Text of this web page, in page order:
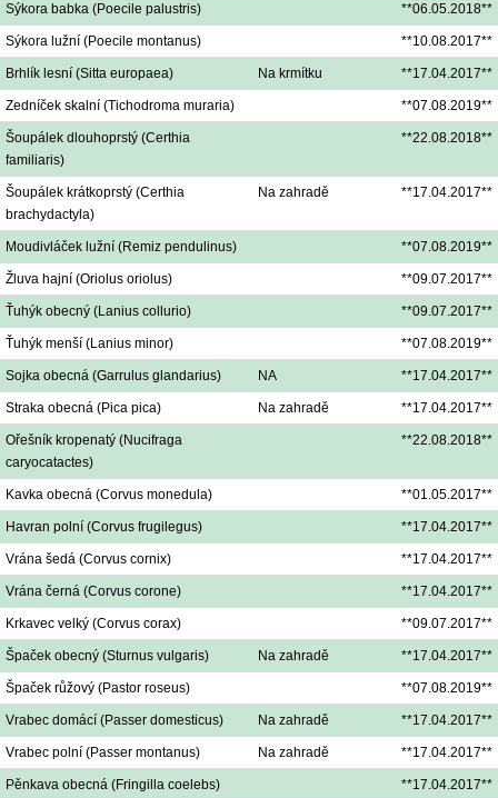
Sýkora babka (Poecile palustris) **06.05.2018**
Sýkora lužní (Poecile montanus) **10.08.2017**
Brhlík lesní (Sitta europaea) Na krmítku **17.04.2017**
Zedníček skalní (Tichodroma muraria) **07.08.2019**
Šoupálek dlouhoprstý (Certhia
familiaris)
**22.08.2018**
Šoupálek krátkoprstý (Certhia
brachydactyla)
Na zahradě **17.04.2017**
Moudivláček lužní (Remiz pendulinus) **07.08.2019**
Žluva hajní (Oriolus oriolus) **09.07.2017**
Ťuhýk obecný (Lanius collurio) **09.07.2017**
Ťuhýk menší (Lanius minor) **07.08.2019**
Sojka obecná (Garrulus glandarius) NA **17.04.2017**
Straka obecná (Pica pica) Na zahradě **17.04.2017**
Ořešník kropenatý (Nucifraga
caryocatactes)
**22.08.2018**
Kavka obecná (Corvus monedula) **01.05.2017**
Havran polní (Corvus frugilegus) **17.04.2017**
Vrána šedá (Corvus cornix) **17.04.2017**
Vrána černá (Corvus corone) **17.04.2017**
Krkavec velký (Corvus corax) **09.07.2017**
Špaček obecný (Sturnus vulgaris) Na zahradě **17.04.2017**
Špaček růžový (Pastor roseus) **07.08.2019**
Vrabec domácí (Passer domesticus) Na zahradě **17.04.2017**
Vrabec polní (Passer montanus) Na zahradě **17.04.2017**
Pěnkava obecná (Fringilla coelebs) **17.04.2017**